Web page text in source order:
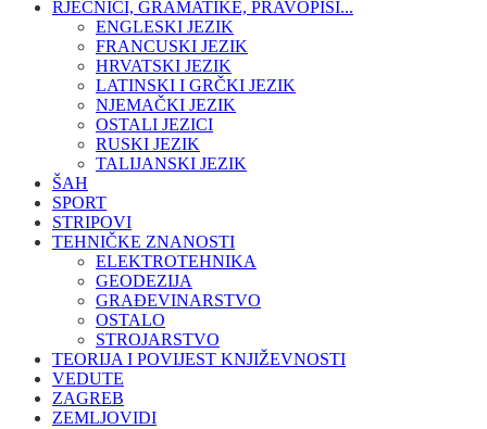
RJEČNICI, GRAMATIKE, PRAVOPISI...
ENGLESKI JEZIK
FRANCUSKI JEZIK
HRVATSKI JEZIK
LATINSKI I GRČKI JEZIK
NJEMAČKI JEZIK
OSTALI JEZICI
RUSKI JEZIK
TALIJANSKI JEZIK
ŠAH
SPORT
STRIPOVI
TEHNIČKE ZNANOSTI
ELEKTROTEHNIKA
GEODEZIJA
GRAĐEVINARSTVO
OSTALO
STROJARSTVO
TEORIJA I POVIJEST KNJIŽEVNOSTI
VEDUTE
ZAGREB
ZEMLJOVIDI